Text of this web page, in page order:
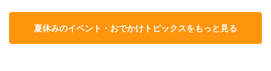
夏休みのイベント・おでかけトピックスをもっと見る